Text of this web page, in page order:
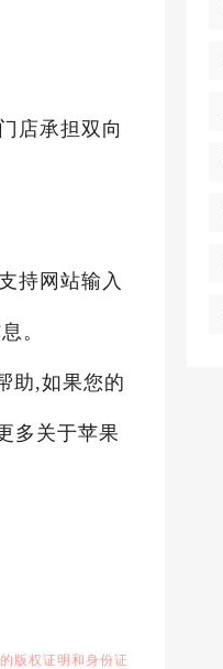
店承担双向
持网站输入
。
助,如果您的
多关于苹果
版权证明和身份证